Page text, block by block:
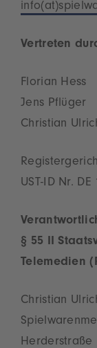
Vertreten
Florian Hess
Jens Pflüger
Christian
UST-ID Nr. DE
§ 55 II
Telemedien
Christian
Herderstraße